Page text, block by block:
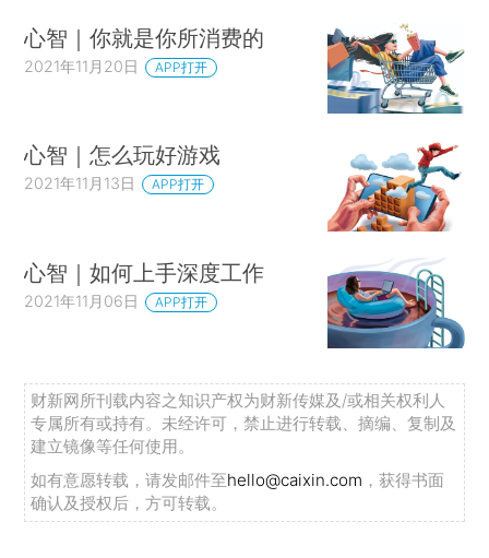
心智｜你就是你所消费的
2021年11月20日 APP打开
心智｜怎么玩好游戏
2021年11月13日 APP打开
心智｜如何上手深度工作
2021年11月06日 APP打开
财新网所刊载内容之知识产权为财新传媒及/或相关权利人
专属所有或持有。未经许可，禁止进行转载、摘编、复制及
建立镜像等任何使用。
如有意愿转载，请发邮件至hello@caixin.com ，获得书面
确认及授权后，方可转载。